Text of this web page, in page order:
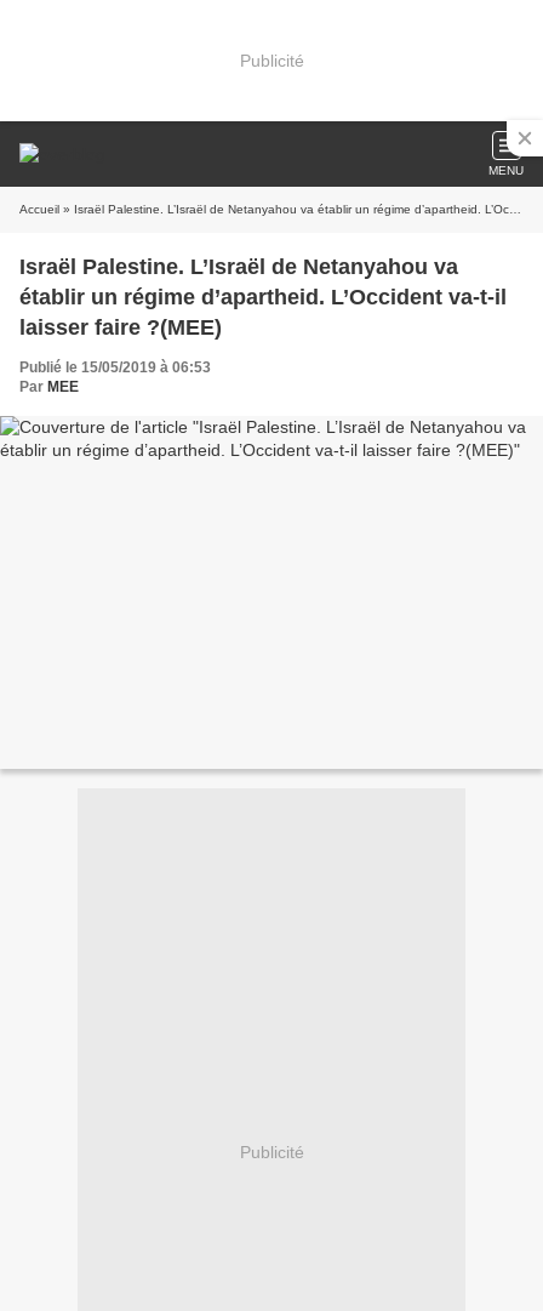
Publicité
MENU
Accueil » Israël Palestine. L’Israël de Netanyahou va établir un régime d’apartheid. L’Occident va-t-il laisser faire ?(MEE)
Israël Palestine. L’Israël de Netanyahou va
établir un régime d’apartheid. L’Occident va-t-il
laisser faire ?(MEE)
Publié le 15/05/2019 à 06:53
Par MEE
Publicité